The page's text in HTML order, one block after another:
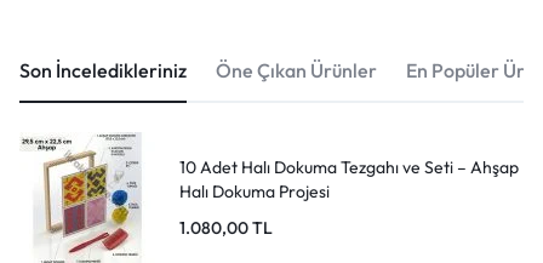
Son İnceledikleriniz Öne Çıkan Ürünler En Popüler
10 Adet Halı Dokuma Tezgahı ve Seti – Ahşap
Halı Dokuma Projesi
1.080,00TL